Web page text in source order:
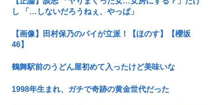
し 「…しないだろうねぇ、やっぱ」
【画像】田村保乃のパイが立派！【ほのす】【櫻坂
46】
鶴舞駅前のうどん屋初めて入ったけど美味いな
1998年生まれ、ガチで奇跡の黄金世代だった